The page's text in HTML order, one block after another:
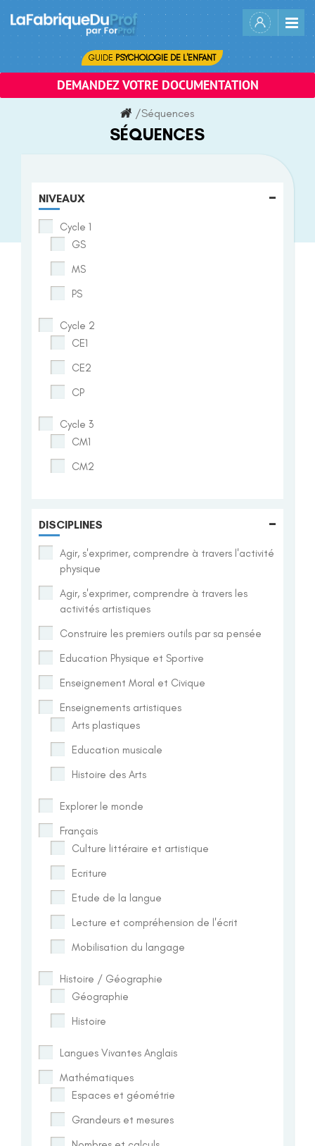
content
GUIDE PSYCHOLOGIE DE L'ENFANT
DEMANDEZ VOTRE DOCUMENTATION
/Séquences
SÉQUENCES
NIVEAUX -
Cycle 1
GS
MS
PS
Cycle 2
CE1
CE2
CP
Cycle 3
CM1
CM2
DISCIPLINES -
Agir, s'exprimer, comprendre à travers l'activité
physique
Agir, s'exprimer, comprendre à travers les
activités artistiques
Construire les premiers outils par sa pensée
Education Physique et Sportive
Enseignement Moral et Civique
Enseignements artistiques
Arts plastiques
Education musicale
Histoire des Arts
Explorer le monde
Français
Culture littéraire et artistique
Ecriture
Etude de la langue
Lecture et compréhension de l'écrit
Mobilisation du langage
Histoire / Géographie
Géographie
Histoire
Langues Vivantes Anglais
Mathématiques
Espaces et géométrie
Grandeurs et mesures